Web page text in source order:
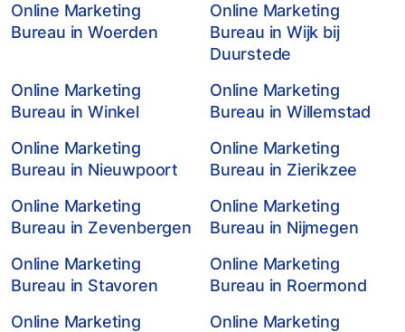
Online Marketing
Bureau in Woerden
Online Marketing
Bureau in Wijk bij
Duurstede
Online Marketing
Bureau in Winkel
Online Marketing
Bureau in Willemstad
Online Marketing
Bureau in Nieuwpoort
Online Marketing
Bureau in Zierikzee
Online Marketing
Bureau in Zevenbergen
Online Marketing
Bureau in Nijmegen
Online Marketing
Bureau in Stavoren
Online Marketing
Bureau in Roermond
Online Marketing
Online Marketing